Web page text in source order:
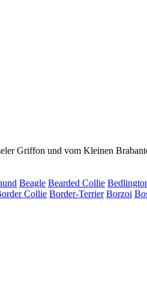
Griffon und vom Kleinen
Beagle Bearded Collie
Collie Border-Terrier Borzoi